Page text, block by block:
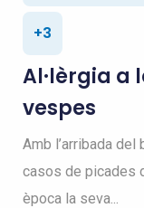
+3
Al·lèrgia a
vespes
Amb l’arribada
casos de picades
època la seva...